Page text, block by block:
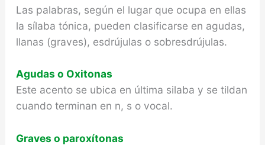
Las palabras, según el lugar que ocupa en ellas
la sílaba tónica, pueden clasificarse en agudas,
llanas (graves), esdrújulas o sobresdrújulas.
Agudas o Oxitonas
Este acento se ubica en última silaba y se tildan
cuando terminan en n, s o vocal.
Graves o paroxítonas